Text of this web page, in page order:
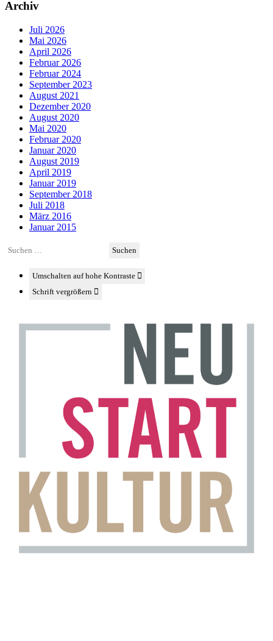
Archiv
Juli 2026
Mai 2026
April 2026
Februar 2026
Februar 2024
September 2023
August 2021
Dezember 2020
August 2020
Mai 2020
Februar 2020
Januar 2020
August 2019
April 2019
Januar 2019
September 2018
Juli 2018
März 2016
Januar 2015
Suchen
Umschalten auf hohe Kontraste
Schrift vergrößern